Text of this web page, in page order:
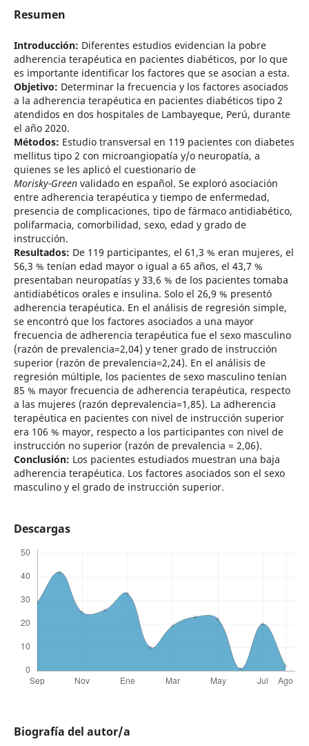
Resumen
Introducción: Diferentes estudios evidencian la pobre
adherencia terapéutica en pacientes diabéticos, por lo que
es importante identificar los factores que se asocian a esta.
Objetivo: Determinar la frecuencia y los factores asociados
a la adherencia terapéutica en pacientes diabéticos tipo 2
atendidos en dos hospitales de Lambayeque, Perú, durante
el año 2020.
Métodos: Estudio transversal en 119 pacientes con diabetes
mellitus tipo 2 con microangiopatía y/o neuropatía, a
quienes se les aplicó el cuestionario de
Morisky-Greenvalidado en español. Se exploró asociación
entre adherencia terapéutica y tiempo de enfermedad,
presencia de complicaciones, tipo de fármaco antidiabético,
polifarmacia, comorbilidad, sexo, edad y grado de
instrucción.
Resultados: De 119 participantes, el 61,3 % eran mujeres, el
56,3 % tenían edad mayor o igual a 65 años, el 43,7 %
presentaban neuropatías y 33,6 % de los pacientes tomaba
antidiabéticos orales e insulina. Solo el 26,9 % presentó
adherencia terapéutica. En el análisis de regresión simple,
se encontró que los factores asociados a una mayor
frecuencia de adherencia terapéutica fue el sexo masculino
(razón de prevalencia=2,04) y tener grado de instrucción
superior (razón de prevalencia=2,24). En el análisis de
regresión múltiple, los pacientes de sexo masculino tenían
85 % mayor frecuencia de adherencia terapéutica, respecto
a las mujeres (razón deprevalencia=1,85). La adherencia
terapéutica en pacientes con nivel de instrucción superior
era 106 % mayor, respecto a los participantes con nivel de
instrucción no superior (razón de prevalencia = 2,06).
Conclusión: Los pacientes estudiados muestran una baja
adherencia terapéutica. Los factores asociados son el sexo
masculino y el grado de instrucción superior.
Descargas
Biografía del autor/a